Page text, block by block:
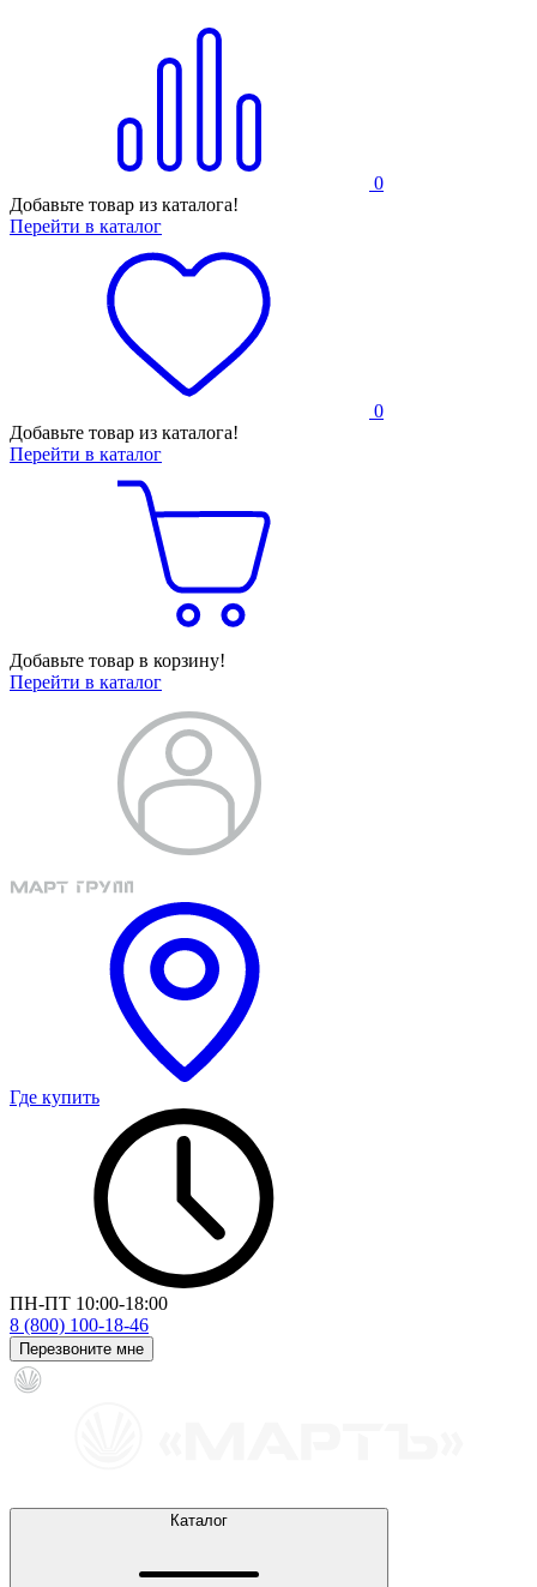
0
Добавьте товар из каталога!
Перейти в каталог
0
Добавьте товар из каталога!
Перейти в каталог
Добавьте товар в корзину!
Перейти в каталог
Где купить
ПН-ПТ 10:00-18:00
8 (800) 100-18-46
Перезвоните мне
Каталог